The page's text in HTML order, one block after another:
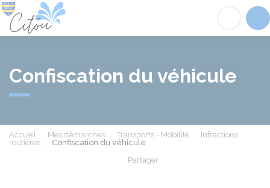
Confiscation du véhicule
Accueil Mes démarches Transports - Mobilité
Infractions
routières
Confiscation du véhicule
Partager